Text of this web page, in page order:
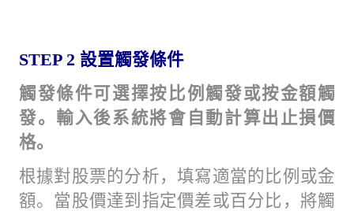
STEP 2 設置觸發條件
觸發條件可選擇按比例觸發或按金額觸
發。輸入後系統將會自動計算出止損價
格。
根據對股票的分析，填寫適當的比例或金
額。當股價達到指定價差或百分比，將觸